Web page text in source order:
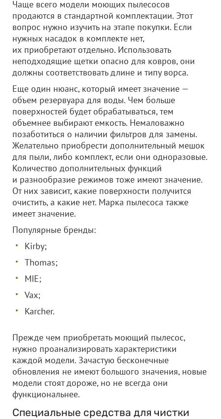
Чаще всего модели моющих пылесосов
продаются в стандартной комплектации. Этот
вопрос нужно изучить на этапе покупки. Если
нужных насадок в комплекте нет,
их приобретают отдельно. Использовать
неподходящие щетки опасно для ковров, они
должны соответствовать длине и типу ворса.
Еще один нюанс, который имеет значение —
объем резервуара для воды. Чем больше
поверхностей будет обрабатываться, тем
объемнее выбирают емкость. Немаловажно
позаботиться о наличии фильтров для замены.
Желательно приобрести дополнительный мешок
для пыли, либо комплект, если они одноразовые.
Количество дополнительных функций
и разнообразие режимов тоже имеют значение.
От них зависит, какие поверхности получится
очистить, а какие нет. Марка пылесоса также
имеет значение.
Популярные бренды:
Kirby;
Thomas;
MIE;
Vax;
Karcher.
Прежде чем приобретать моющий пылесос,
нужно проанализировать характеристики
каждой модели. Зачастую бесконечные
обновления не имеют большого значения, новые
модели стоят дороже, но не всегда они
функциональнее.
Специальные средства для чистки